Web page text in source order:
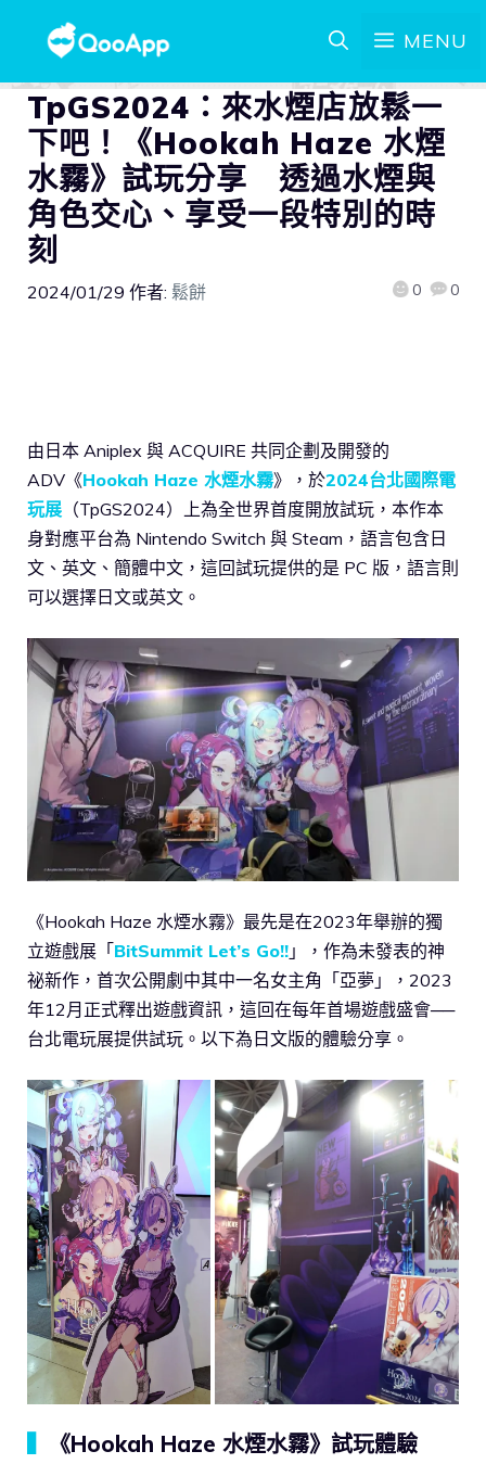
MENU
TpGS2024：來水煙店放鬆一
下吧！《Hookah Haze 水煙
水霧》試玩分享 透過水煙與
角色交心、享受一段特別的時
刻
2024/01/29 作者: 鬆餅 0 0
由日本 Aniplex 與 ACQUIRE 共同企劃及開發的
ADV《Hookah Haze 水煙水霧》，於2024台北國際電
玩展 （TpGS2024）上為全世界首度開放試玩，本作本
身對應平台為 Nintendo Switch 與 Steam，語言包含日
文、英文、簡體中文，這回試玩提供的是 PC 版，語言則
可以選擇日文或英文。
《Hookah Haze 水煙水霧》最先是在2023年舉辦的獨
立遊戲展「BitSummit Let’s Go!! 」，作為未發表的神
祕新作，首次公開劇中其中一名女主角「亞夢」，2023
年12月正式釋出遊戲資訊，這回在每年首場遊戲盛會──
台北電玩展提供試玩。以下為日文版的體驗分享。
《Hookah Haze 水煙水霧》試玩體驗